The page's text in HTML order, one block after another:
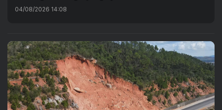
04/08/2026 14:08